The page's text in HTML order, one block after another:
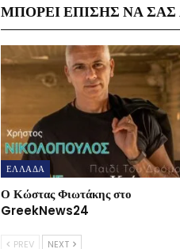
ΜΠΟΡΕΊ ΕΠΊΣΗΣ ΝΑ ΣΑΣ
ΕΛΛΑΔΑ
Ο Κώστας Φιωτάκης στο
GreekNews24
PREV NEXT